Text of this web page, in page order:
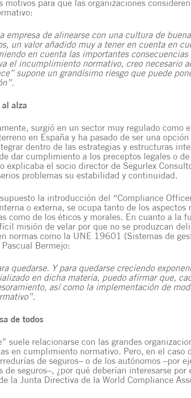
motivos para que las organizaciones
empresa de alinearse con una cultura de
un valor añadido muy a tener en cuenta en
en cuenta las importantes consecuencias
el incumplimiento normativo, creo necesario
supone un grandísimo riesgo que puede
alza
surgió en un sector muy regulado como
en España y ha pasado de ser una
dentro de las estrategias y estructuras
dar cumplimiento a los preceptos legales o
explicaba el socio director de Segurlex
problemas su estabilidad y continuidad.
la introducción del “Compliance
o externa, se ocupa tanto de los aspectos
como de los éticos y morales. En cuanto a la
misión de velar por que no se produzcan
normas como la UNE 19601 (Sistemas de
Bermejo:
quedarse. Y para quedarse creciendo
en dicha materia, puedo afirmar que,
así como la implementación de
de todos
suele relacionarse con las grandes
en cumplimiento normativo. Pero, en el caso
de seguros– o de los autónomos –por
de seguros–, ¿por qué deberían interesarse
la Junta Directiva de la World Compliance